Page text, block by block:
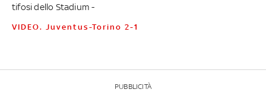
tifosi dello Stadium -
VIDEO. Juventus-Torino 2-1
PUBBLICITÀ